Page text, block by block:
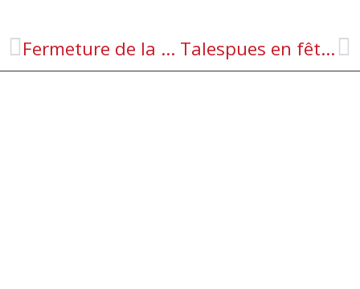
Fermeture de la mairie pendant les vacances d’été. Talespues en fête le dimanche 9 août 2026.